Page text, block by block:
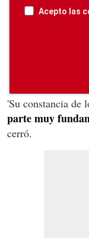
Acepto las
'Su constancia de
parte muy
cerró.